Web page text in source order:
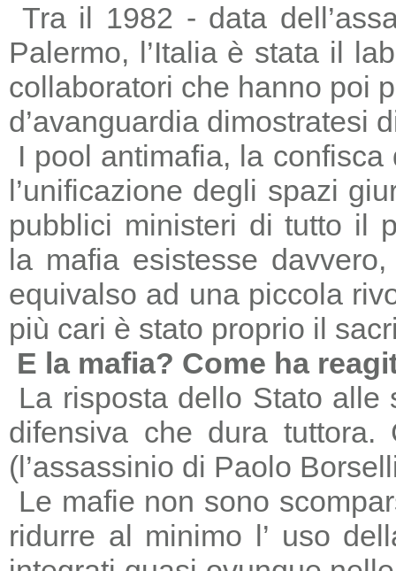
Tra il 1982 - data
Palermo, l’Italia è stata il
collaboratori che hanno poi
d’avanguardia dimostratesi
I pool antimafia, la
l’unificazione degli spazi
pubblici ministeri di tutto il
la mafia esistesse
equivalso ad una piccola
più cari è stato proprio il
E la mafia? Come ha
La risposta dello Stato alle
difensiva che dura
(l’assassinio di Paolo
Le mafie non sono
ridurre al minimo l’ uso